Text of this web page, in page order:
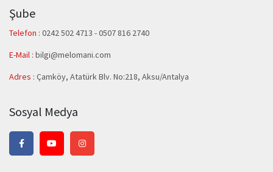
Şube
Telefon : 0242 502 4713 - 0507 816 2740
E-Mail : bilgi@melomani.com
Adres : Çamköy, Atatürk Blv. No:218, Aksu/Antalya
Sosyal Medya